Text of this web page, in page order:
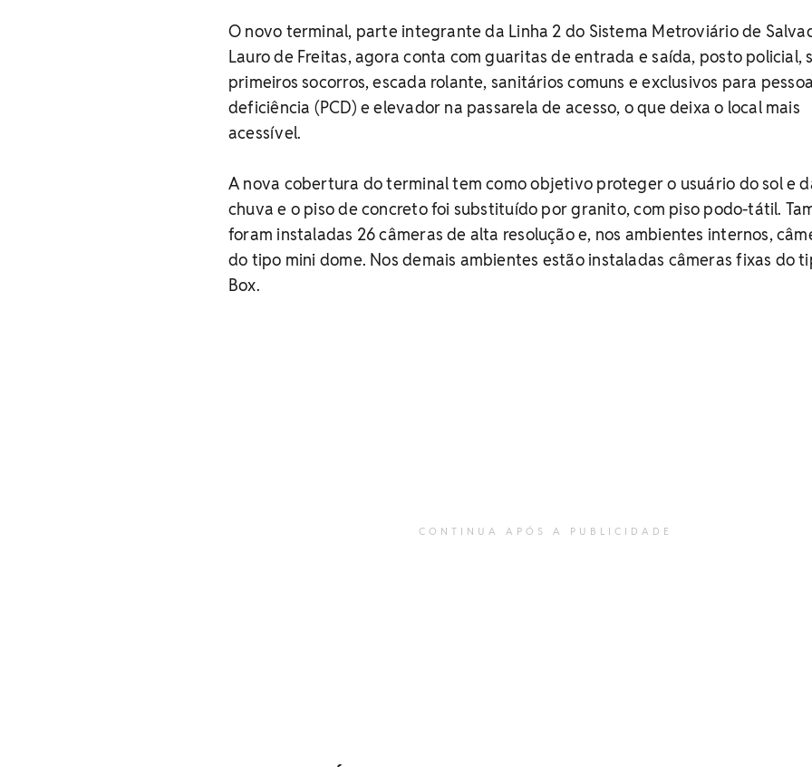
O novo terminal, parte integrante da Linha 2 do Sistema Metroviário de
Lauro de Freitas, agora conta com guaritas de entrada e saída, posto policial,
primeiros socorros, escada rolante, sanitários comuns e exclusivos para
deficiência (PCD) e elevador na passarela de acesso, o que deixa o local mais
acessível.
A nova cobertura do terminal tem como objetivo proteger o usuário do sol e
chuva e o piso de concreto foi substituído por granito, com piso podo-tátil.
foram instaladas 26 câmeras de alta resolução e, nos ambientes internos,
do tipo mini dome. Nos demais ambientes estão instaladas câmeras fixas do
Box.
CONTINUA APÓS A PUBLICIDADE